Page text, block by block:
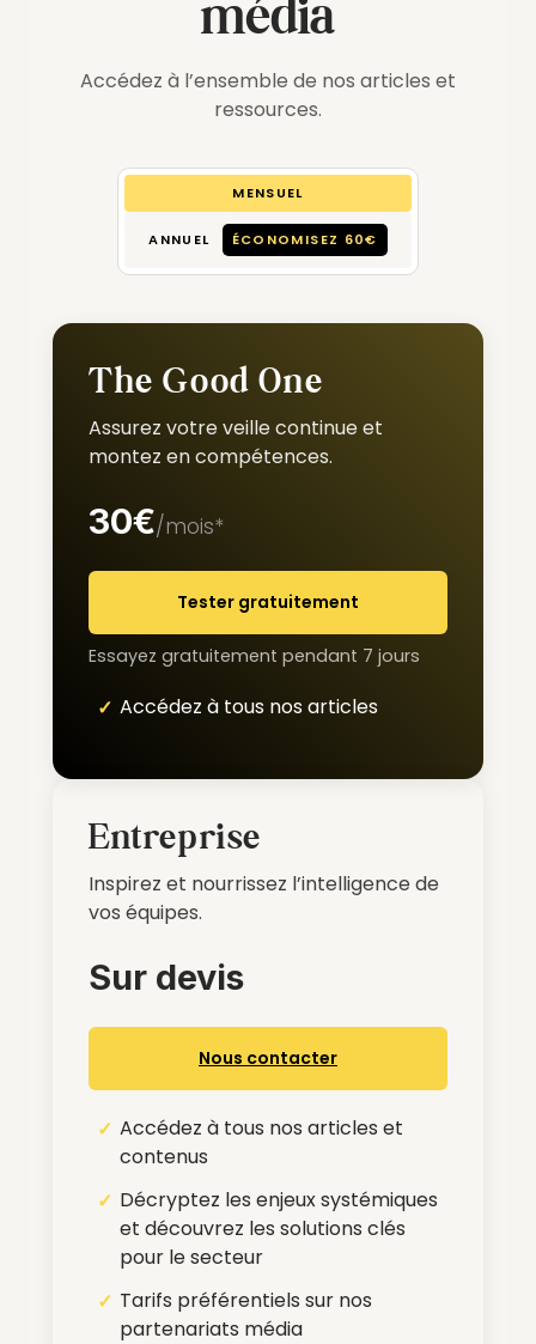
média
Accédez à l’ensemble de nos articles et
ressources.
MENSUEL
ANNUEL ÉCONOMISEZ 60€
The Good One
Assurez votre veille continue et
montez en compétences.
30€/mois*
Tester gratuitement
Essayez gratuitement pendant 7 jours
Accédez à tous nos articles
Entreprise
Inspirez et nourrissez l’intelligence de
vos équipes.
Sur devis
Nous contacter
Accédez à tous nos articles et
contenus
Décryptez les enjeux systémiques
et découvrez les solutions clés
pour le secteur
Tarifs préférentiels sur nos
partenariats média